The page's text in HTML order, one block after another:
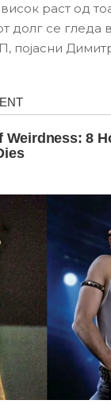
раст од
долг се гледа
појасни